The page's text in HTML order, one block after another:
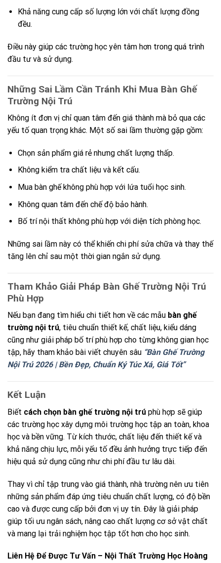
Khả năng cung cấp số lượng lớn với chất lượng đồng
đều.
Điều này giúp các trường học yên tâm hơn trong quá trình
đầu tư và sử dụng.
Những Sai Lầm Cần Tránh Khi Mua Bàn Ghế
Trường Nội Trú
Không ít đơn vị chỉ quan tâm đến giá thành mà bỏ qua các
yếu tố quan trọng khác. Một số sai lầm thường gặp gồm:
Chọn sản phẩm giá rẻ nhưng chất lượng thấp.
Không kiểm tra chất liệu và kết cấu.
Mua bàn ghế không phù hợp với lứa tuổi học sinh.
Không quan tâm đến chế độ bảo hành.
Bố trí nội thất không phù hợp với diện tích phòng học.
Những sai lầm này có thể khiến chi phí sửa chữa và thay thế
tăng lên chỉ sau một thời gian ngắn sử dụng.
Tham Khảo Giải Pháp Bàn Ghế Trường Nội Trú
Phù Hợp
Nếu bạn đang tìm hiểu chi tiết hơn về các mẫu bàn ghế
trường nội trú, tiêu chuẩn thiết kế, chất liệu, kiểu dáng
cũng như giải pháp bố trí phù hợp cho từng không gian học
tập, hãy tham khảo bài viết chuyên sâu “Bàn Ghế Trường
Nội Trú 2026 | Bền Đẹp, Chuẩn Ký Túc Xá, Giá Tốt”
Kết Luận
Biết cách chọn bàn ghế trường nội trú phù hợp sẽ giúp
các trường học xây dựng môi trường học tập an toàn, khoa
học và bền vững. Từ kích thước, chất liệu đến thiết kế và
khả năng chịu lực, mỗi yếu tố đều ảnh hưởng trực tiếp đến
hiệu quả sử dụng cũng như chi phí đầu tư lâu dài.
Thay vì chỉ tập trung vào giá thành, nhà trường nên ưu tiên
những sản phẩm đáp ứng tiêu chuẩn chất lượng, có độ bền
cao và được cung cấp bởi đơn vị uy tín. Đây là giải pháp
giúp tối ưu ngân sách, nâng cao chất lượng cơ sở vật chất
và mang lại trải nghiệm học tập tốt hơn cho học sinh.
Liên Hệ Để Được Tư Vấn – Nội Thất Trường Học Hoàng